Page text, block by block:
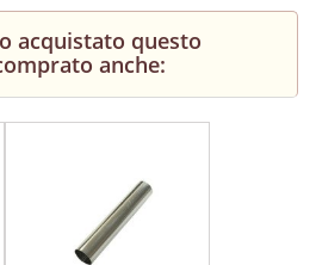
acquistato questo
anche: